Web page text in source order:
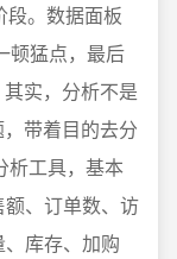
段。数据面板
猛点，最后
实，分析不是
带着目的去分
析工具，基本
、订单数、访
库存、加购